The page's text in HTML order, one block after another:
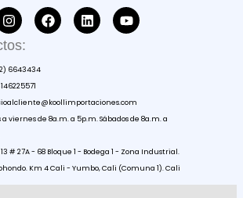
6643434
viernes de 8a.m. a 5p.m. Sábados de 8a.m. a
# 27A - 68 Bloque 1 - Bodega 1 - Zona Industrial.
Km 4 Cali - Yumbo, Cali (Comuna 1). Cali